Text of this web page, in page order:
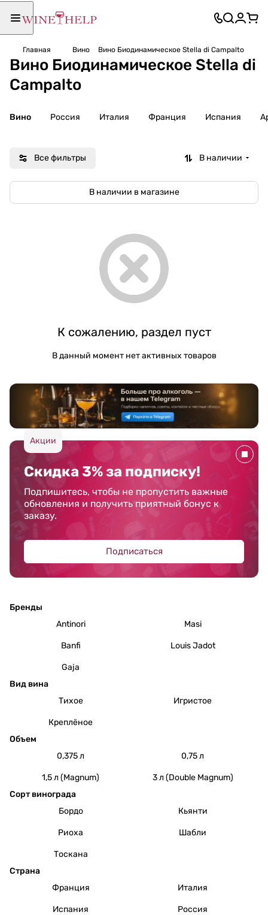
Главная Вино Вино Биодинамическое Stella di Campalto
Вино Биодинамическое Stella di
Campalto
Вино Россия Италия Франция Испания
Все фильтры В наличии
В наличии в магазине
К сожалению, раздел пуст
В данный момент нет активных товаров
Акции
Скидка 3% за подписку!
Подпишитесь, чтобы не пропустить важные
обновления и получить приятный бонус к
заказу.
Подписаться
Бренды
Antinori
Masi
Banfi Louis Jadot
Gaja
Вид вина
Тихое
Игристое
Креплёное
Объем
0,375 л
0,75 л
1,5 л (Magnum)
3 л (Double Magnum)
Сорт винограда
Бордо
Кьянти
Риоха Шабли
Тоскана
Страна
Франция
Италия
Испания Россия